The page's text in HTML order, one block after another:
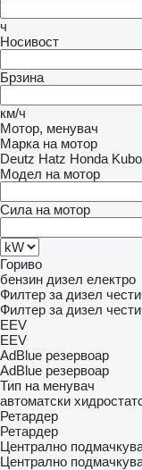
ч
Носивост
Брзина
км/ч
Мотор, менувач
Марка на мотор
Deutz Hatz Honda
Модел на мотор
Сила на мотор
Гориво
бензин дизел електро
Филтер за дизел
Филтер за дизел
EEV
EEV
AdBlue резервоар
AdBlue резервоар
Тип на менувач
автоматски
Ретардер
Ретардер
Централно
Централно